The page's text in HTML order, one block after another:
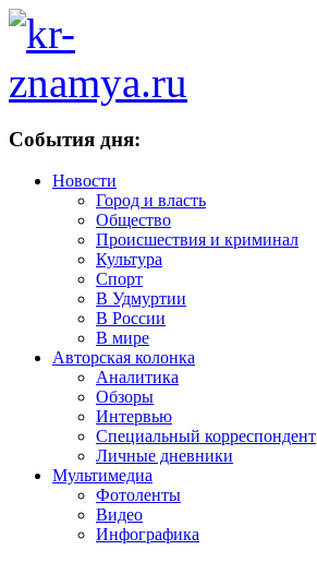
События дня:
Новости
Город и власть
Общество
Происшествия и криминал
Культура
Спорт
В Удмуртии
В России
В мире
Авторская колонка
Аналитика
Обзоры
Интервью
Специальный корреспондент
Личные дневники
Мультимедиа
Фотоленты
Видео
Инфографика